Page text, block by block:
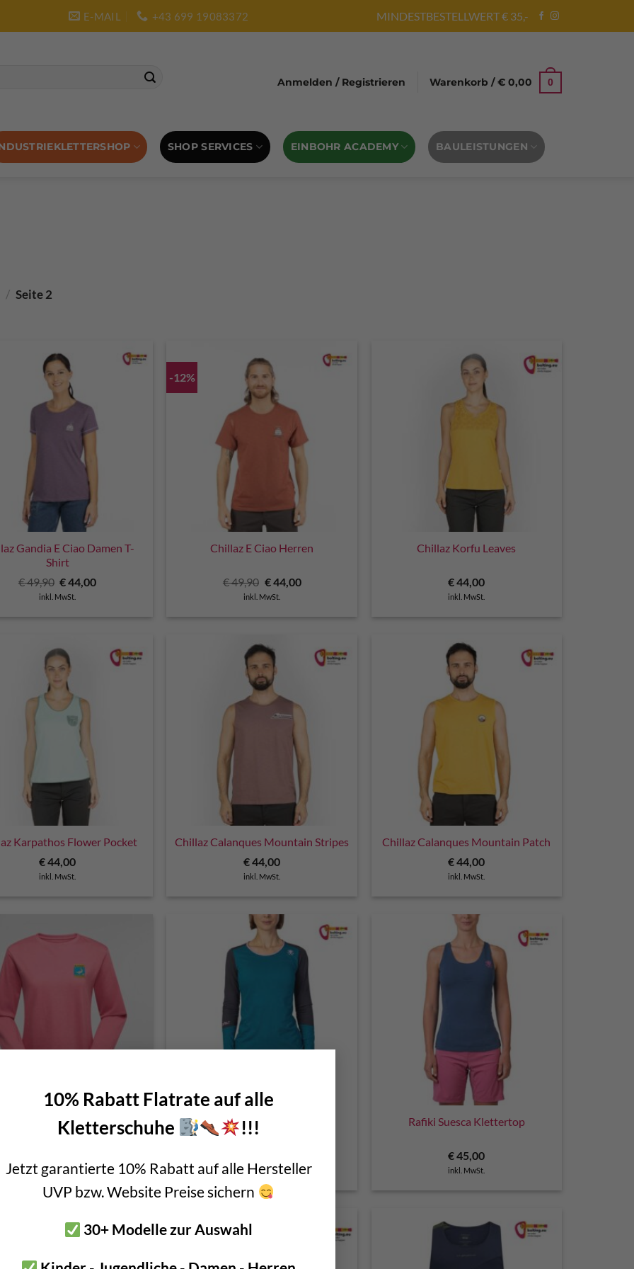
10% Rabatt Flatrate auf alle
Kletterschuhe
!!!
Jetzt garantierte 10% Rabatt auf alle Hersteller
UVP bzw. Website Preise sichern
30+ Modelle zur Auswahl
E-MAIL +43 699 19083372 MINDESTBESTELLWERT € 35,-
Anmelden / Registrieren Warenkorb /€ 0,00 0
SHOP SERVICES EINBOHR ACADEMY BAULEISTUNGEN
/ Seite 2
Gandia E Ciao Damen T-
Shirt
€49,90 Ursprünglicher
Preis
war:
€44,00Aktueller
inkl. MwSt.
-12%
Chillaz E Ciao Herren
€49,90 Ursprünglicher
Preis
war:
€44,00Aktueller
inkl. MwSt.
Chillaz Korfu Leaves
€44,00
inkl. MwSt.
Karpathos Flower Pocket
€44,00
inkl. MwSt.
Chillaz Calanques Mountain Stripes
€44,00
inkl. MwSt.
Chillaz Calanques Mountain Patch
€44,00
inkl. MwSt.
Moon Climb Long
Sleeve Woman
Preis
war:
€ 50,00
Preis
ist:
€ 45,00.
inkl. MwSt.
Rafiki Finale Lady
inkl. MwSt.
Rafiki Suesca Klettertop
€45,00
inkl. MwSt.